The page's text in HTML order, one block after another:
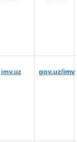
imv.uz gov.uz/imv